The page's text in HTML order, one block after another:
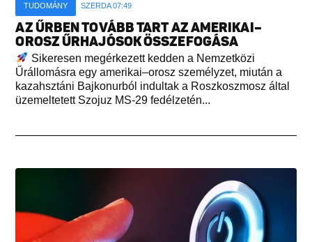
TUDOMÁNY SZERDA 07:49
AZ ŰRBEN TOVÁBB TART AZ AMERIKAI–
OROSZ ŰRHAJÓSOK ÖSSZEFOGÁSA
Sikeresen megérkezett kedden a Nemzetközi
Űrállomásra egy amerikai–orosz személyzet, miután a
kazahsztáni Bajkonurból indultak a Roszkoszmosz által
üzemeltetett Szojuz MS-29 fedélzetén...